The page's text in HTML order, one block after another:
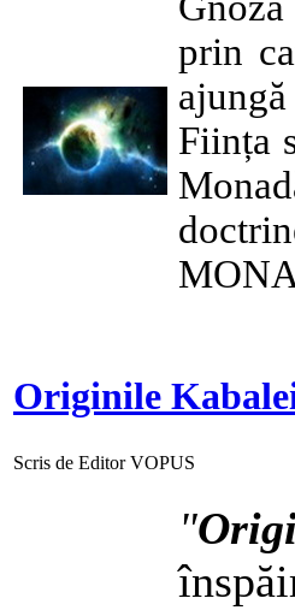
prin
Ființa
Originile
Scris de Editor VOPUS
"